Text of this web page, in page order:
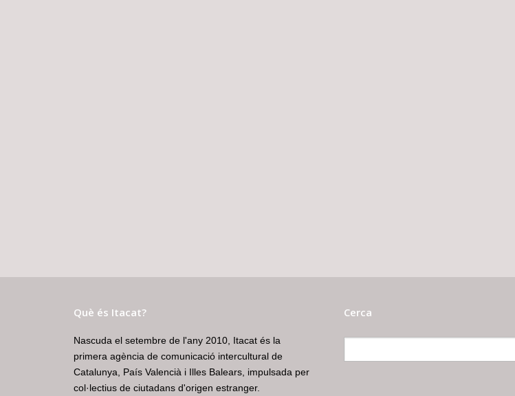
Què és Itacat?
Nascuda el setembre de l'any 2010, Itacat és la
primera agència de comunicació intercultural de
Catalunya, País Valencià i Illes Balears, impulsada per
col·lectius de ciutadans d'origen estranger.
Cerca